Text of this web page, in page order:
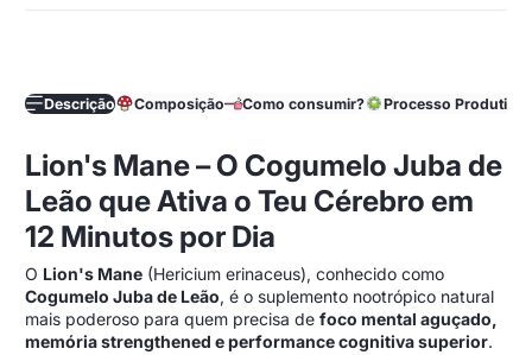
Descrição Composição Como consumir? Processo Produtivo
Lion's Mane – O Cogumelo Juba de
Leão que Ativa o Teu Cérebro em
12 Minutos por Dia
O Lion's Mane (Hericium erinaceus), conhecido como
Cogumelo Juba de Leão, é o suplemento nootrópico natural
mais poderoso para quem precisa de foco mental aguçado,
memória strengthened e performance cognitiva superior.